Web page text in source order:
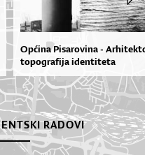
Općina Pisarovina -
topografija identiteta
RADOVI